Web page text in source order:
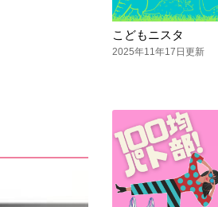
こどもニスタ
2025年11年17日更新